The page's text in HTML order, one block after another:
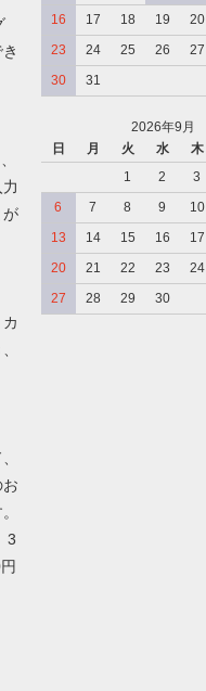
が
3
16
17 18 19 20
23
24 25 26 27
30
31
2026年9月
日
月 火 水 木
1
2 3
6
7 8 9 10
13
14 15 16 17
20
21 22 23 24
27
28 29 30